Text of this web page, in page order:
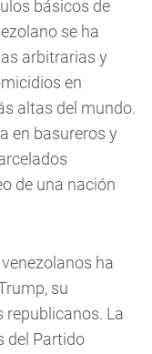
básicos de
se ha
arbitrarias y
en
altas del mundo.
en basureros y
de una nación
ha
su
republicanos. La
del Partido